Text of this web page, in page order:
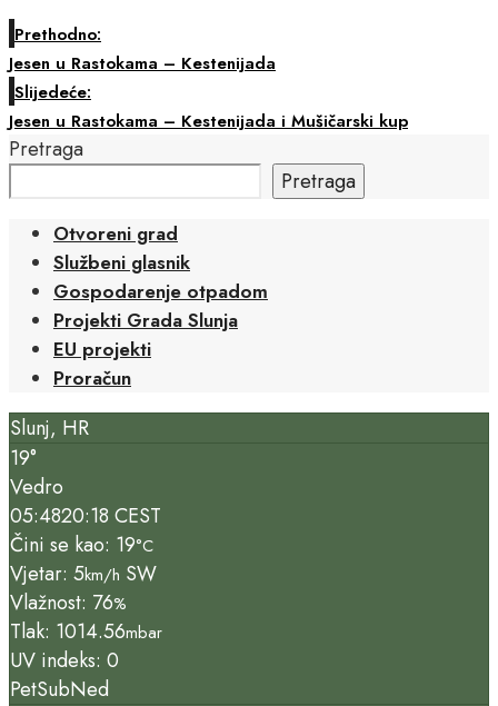
Prethodno:
Jesen u Rastokama – Kestenijada
Slijedeće:
Jesen u Rastokama – Kestenijada i Mušičarski kup
Pretraga
Pretraga
Otvoreni grad
Službeni glasnik
Gospodarenje otpadom
Projekti Grada Slunja
EU projekti
Proračun
Slunj, HR
19°
Vedro
05:4820:18 CEST
Čini se kao: 19°C
Vjetar: 5km/h SW
Vlažnost: 76%
Tlak: 1014.56mbar
UV indeks: 0
PetSubNed